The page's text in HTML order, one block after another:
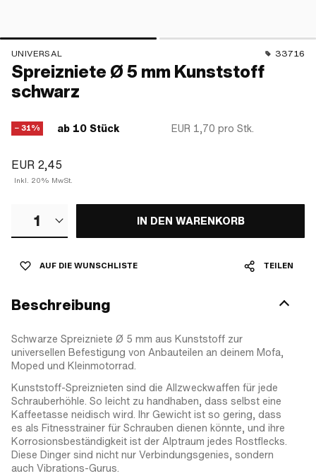
UNIVERSAL 33716
Spreizniete Ø 5 mm Kunststoff
schwarz
− 31% ab 10 Stück EUR 1,70 pro Stk.
EUR 2,45
Inkl. 20% MwSt.
1 IN DEN WARENKORB
AUF DIE WUNSCHLISTE TEILEN
Beschreibung
Schwarze Spreizniete Ø 5 mm aus Kunststoff zur
universellen Befestigung von Anbauteilen an deinem Mofa,
Moped und Kleinmotorrad.
Kunststoff-Spreiznieten sind die Allzweckwaffen für jede
Schrauberhöhle. So leicht zu handhaben, dass selbst eine
Kaffeetasse neidisch wird. Ihr Gewicht ist so gering, dass
es als Fitnesstrainer für Schrauben dienen könnte, und ihre
Korrosionsbeständigkeit ist der Alptraum jedes Rostflecks.
Diese Dinger sind nicht nur Verbindungsgenies, sondern
auch Vibrations-Gurus.